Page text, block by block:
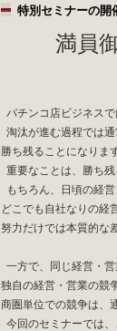
特別セ
満員
パチンコ店ビジネス
淘汰が進む過程では
勝ち残ることになります
重要なことは、勝ち
もちろん、日頃の経
どこでも自社なりの経
努力だけでは本質的な
一方で、同じ経営・
独自の経営・営業の競
商圏単位での競争は、
今回のセミナーでは